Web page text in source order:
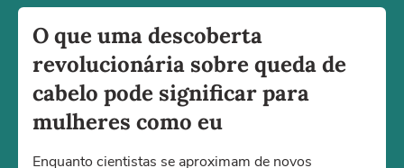
O que uma descoberta
revolucionária sobre queda de
cabelo pode significar para
mulheres como eu
Enquanto cientistas se aproximam de novos